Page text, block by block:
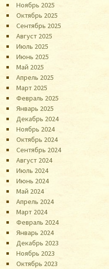
Ноябрь 2025
Октябрь 2025
Сентябрь 2025
Август 2025
Июль 2025
Июнь 2025
Май 2025
Апрель 2025
Март 2025
Февраль 2025
Январь 2025
Декабрь 2024
Ноябрь 2024
Октябрь 2024
Сентябрь 2024
Август 2024
Июль 2024
Июнь 2024
Май 2024
Апрель 2024
Март 2024
Февраль 2024
Январь 2024
Декабрь 2023
Ноябрь 2023
Октябрь 2023